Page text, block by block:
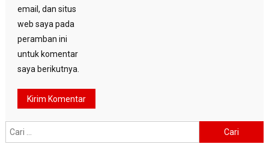
email, dan situs
web saya pada
peramban ini
untuk komentar
saya berikutnya.
untuk: